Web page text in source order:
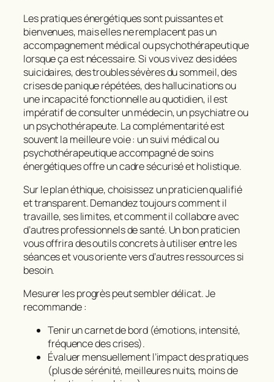
Les pratiques énergétiques sont puissantes et
bienvenues, mais elles ne remplacent pas un
accompagnement médical ou psychothérapeutique
lorsque ça est nécessaire. Si vous vivez des idées
suicidaires, des troubles sévères du sommeil, des
crises de panique répétées, des hallucinations ou
une incapacité fonctionnelle au quotidien, il est
impératif de consulter un médecin, un psychiatre ou
un psychothérapeute. La complémentarité est
souvent la meilleure voie : un suivi médical ou
psychothérapeutique accompagné de soins
énergétiques offre un cadre sécurisé et holistique.
Sur le plan éthique, choisissez un praticien qualifié
et transparent. Demandez toujours comment il
travaille, ses limites, et comment il collabore avec
d’autres professionnels de santé. Un bon praticien
vous offrira des outils concrets à utiliser entre les
séances et vous oriente vers d’autres ressources si
besoin.
Mesurer les progrès peut sembler délicat. Je
recommande :
Tenir un carnet de bord (émotions, intensité,
fréquence des crises).
Évaluer mensuellement l’impact des pratiques
(plus de sérénité, meilleures nuits, moins de